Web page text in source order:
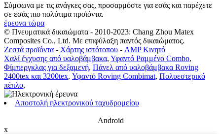
Σύμφωνα με τις ανάγκες σας, προσαρμόστε για εσάς και παρέχετε
σε εσάς πιο πολύτιμα προϊόντα.
έρευνα τώρα
© Πνευματικά δικαιώματα - 2010-2023: Chang Zhou Matex
Composites Co., Ltd. Με επιφύλαξη παντός δικαιώματος.
Ζεστά προϊόντα - Χάρτης ιστότοπου - AMP Κινητό
Χαλί έγχυσης από υαλοβάμβακα, Υφαντό Ραμμένο Combo,
Φίμπεργκλας για δεξαμενή, Πάνελ από υαλοβάμβακα Roving
2400tex και 3200tex, Υφαντό Roving Combimat, Πολυεστερικό
πέπλο,
Αποστολή ηλεκτρονικού ταχυδρομείου
Android
x